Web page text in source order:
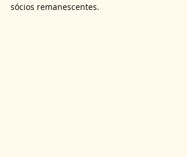
sócios remanescentes.